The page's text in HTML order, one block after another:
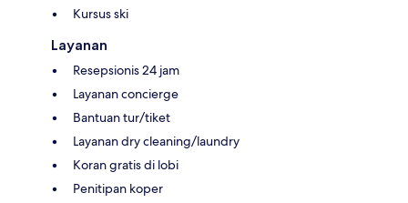
Kursus ski
Layanan
Resepsionis 24 jam
Layanan concierge
Bantuan tur/tiket
Layanan dry cleaning/laundry
Koran gratis di lobi
Penitipan koper